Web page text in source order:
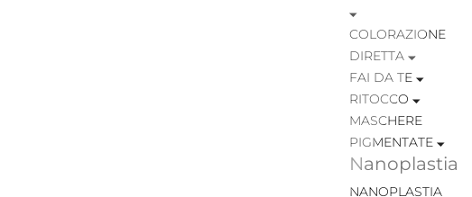
COLORAZIONE
DIRETTA
FAI DA TE
RITOCCO
MASCHERE
PIGMENTATE
Nanoplastia
NANOPLASTIA